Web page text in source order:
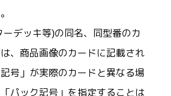
ーデッキ等)の同名、同型番のカ
、商品画像のカードに記載され
号」が実際のカードと異なる場
パック記号」を指定することは